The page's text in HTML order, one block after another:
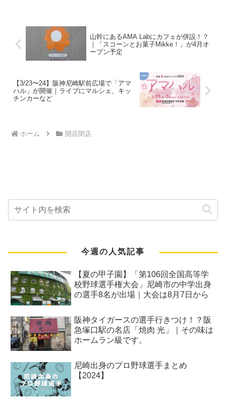
山幹にあるAMA Labにカフェが併設！？
｜「スコーンとお菓子Mikke！」が4月オ
ープン予定
【3/23〜24】阪神尼崎駅前広場で「アマ
ハル」が開催｜ライブにマルシェ、キッ
チンカーなど
ホーム 開店閉店
今週の人気記事
【夏の甲子園】「第106回全国高等学
校野球選手権大会」尼崎市の中学出身
の選手8名が出場｜大会は8月7日から
阪神タイガースの選手行きつけ！？阪
急塚口駅の名店「焼肉 光」｜その味は
ホームラン級です。
尼崎出身のプロ野球選手まとめ
【2024】